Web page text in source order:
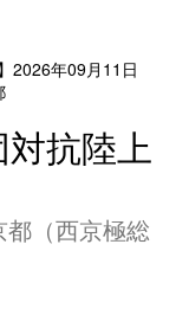
2026年09月11日
抗陸上
都（西京極総